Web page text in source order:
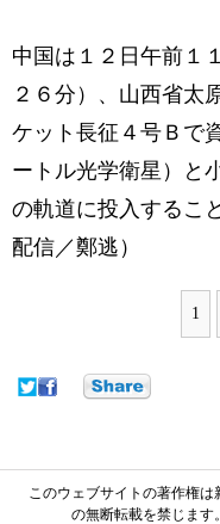
中国は１２日午前１
２６分）、山西省太
ケット長征４号Ｂで
ートル光学衛星）と
の軌道に投入するこ
配信／鄭逃）
1
このウェブサイトの著作権
の無断転載を禁じます